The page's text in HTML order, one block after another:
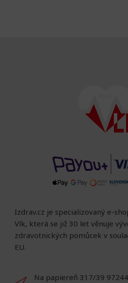
Izdrav.cz je specializovaný e-
Vlk, která se již 30 let věnuje
zdravotnických pomůcek v
EU.
Na papiereň 317/39